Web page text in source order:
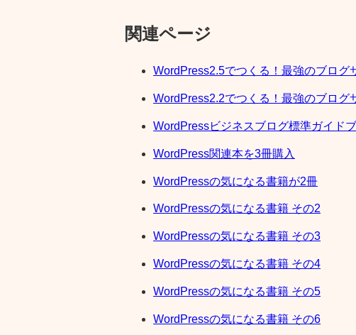
関連ページ
WordPress2.5でつくる！最強のブログ
WordPress2.2でつくる！最強のブログ
WordPressビジネスブログ標準ガイド
WordPress関連本を3冊購入
WordPressの気になる書籍が2冊
WordPressの気になる書籍 その2
WordPressの気になる書籍 その3
WordPressの気になる書籍 その4
WordPressの気になる書籍 その5
WordPressの気になる書籍 その6